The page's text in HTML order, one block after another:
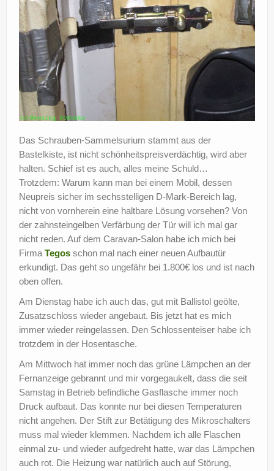
Das Schrauben-Sammelsurium stammt aus der
Bastelkiste, ist nicht schönheitspreisverdächtig, wird aber
halten. Schief ist es auch, alles meine Schuld…
Trotzdem: Warum kann man bei einem Mobil, dessen
Neupreis sicher im sechsstelligen D-Mark-Bereich lag,
nicht von vornherein eine haltbare Lösung vorsehen? Von
der zahnsteingelben Verfärbung der Tür will ich mal gar
nicht reden. Auf dem Caravan-Salon habe ich mich bei
Firma Tegos schon mal nach einer neuen Aufbautür
erkundigt. Das geht so ungefähr bei 1.800€ los und ist nach
oben offen.
Am Dienstag habe ich auch das, gut mit Ballistol geölte,
Zusatzschloss wieder angebaut. Bis jetzt hat es mich
immer wieder reingelassen. Den Schlossenteiser habe ich
trotzdem in der Hosentasche.
Am Mittwoch hat immer noch das grüne Lämpchen an der
Fernanzeige gebrannt und mir vorgegaukelt, dass die seit
Samstag in Betrieb befindliche Gasflasche immer noch
Druck aufbaut. Das konnte nur bei diesen Temperaturen
nicht angehen. Der Stift zur Betätigung des Mikroschalters
muss mal wieder klemmen. Nachdem ich alle Flaschen
einmal zu- und wieder aufgedreht hatte, war das Lämpchen
auch rot. Die Heizung war natürlich auch auf Störung,